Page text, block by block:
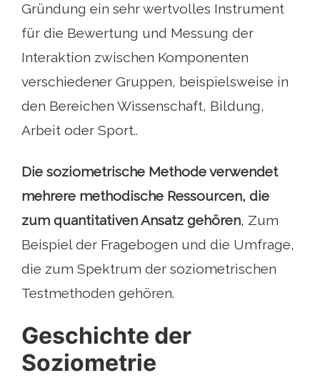
Gründung ein sehr wertvolles Instrument
für die Bewertung und Messung der
Interaktion zwischen Komponenten
verschiedener Gruppen, beispielsweise in
den Bereichen Wissenschaft, Bildung,
Arbeit oder Sport..
Die soziometrische Methode verwendet
mehrere methodische Ressourcen, die
zum quantitativen Ansatz gehören, Zum
Beispiel der Fragebogen und die Umfrage,
die zum Spektrum der soziometrischen
Testmethoden gehören.
Geschichte der
Soziometrie